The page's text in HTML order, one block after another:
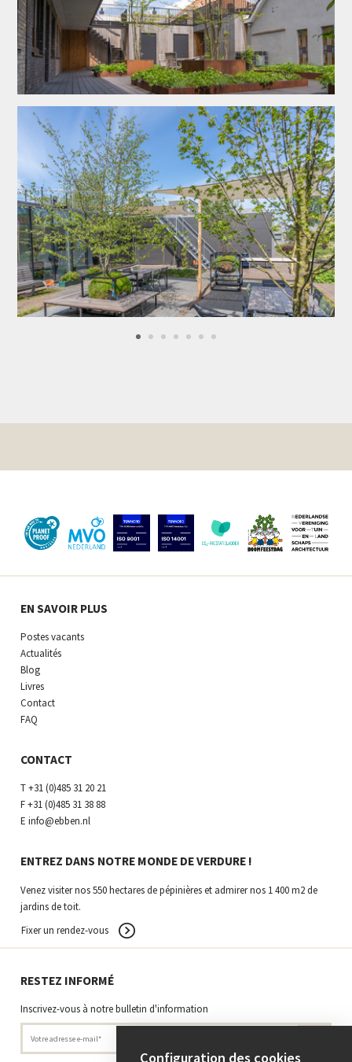
EN SAVOIR PLUS
Postes vacants
Actualités
Blog
Livres
Contact
FAQ
CONTACT
T+31 (0)485 31 20 21
F+31 (0)485 31 38 88
E info@ebben.nl
ENTREZ DANS NOTRE MONDE DE VERDURE !
Venez visiter nos 550 hectares de pépinières et admirer nos 1 400 m2 de
jardins de toit.
Fixer un rendez-vous
RESTEZ INFORMÉ
Inscrivez-vous à notre bulletin d'information
Configuration des cookies